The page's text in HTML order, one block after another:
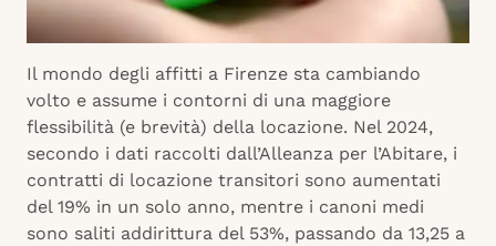
Il mondo degli affitti a Firenze sta cambiando
volto e assume i contorni di una maggiore
flessibilità (e brevità) della locazione. Nel 2024,
secondo i dati raccolti dall’Alleanza per l’Abitare, i
contratti di locazione transitori sono aumentati
del 19% in un solo anno, mentre i canoni medi
sono saliti addirittura del 53%, passando da 13,25 a